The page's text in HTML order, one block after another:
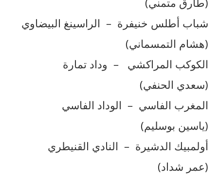
شباب أطلس خنيفرة – الراسينغ البيضاوي
(هشام التمسماني)
الكوكب المراكشي – وداد تمارة
(سعدي الحنفي)
المغرب الفاسي – الوداد الفاسي
(ياسين بوسليم)
أولمبيك الدشيرة – النادي القنيطري
(عمر شداد)